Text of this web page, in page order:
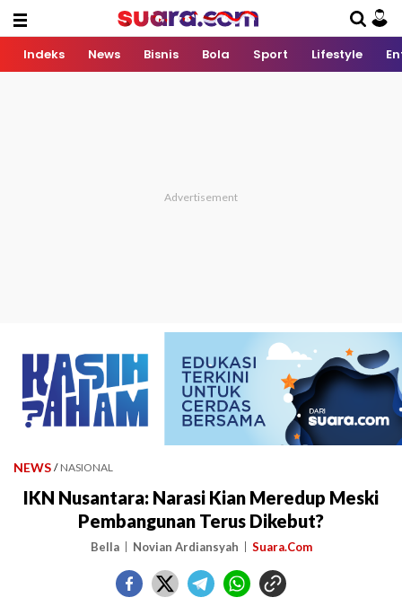
Indeks News Bisnis Bola Sport Lifestyle
NEWS / NASIONAL
IKN Nusantara: Narasi Kian Meredup Meski
Pembangunan Terus Dikebut?
Bella Novian Ardiansyah Suara.Com